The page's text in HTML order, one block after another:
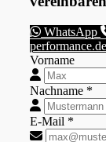
WhatsApp
performance.de
Vorname
Nachname *
E-Mail *